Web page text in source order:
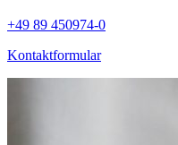
+49 89 450974-0
Kontaktformular